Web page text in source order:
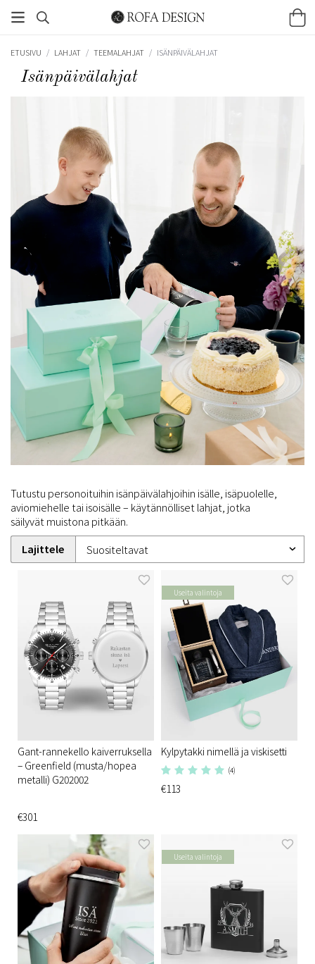
ETUSIVU / LAHJAT / TEEMALAHJAT / ISÄNPÄIVÄLAHJAT
Isänpäivälahjat
Tutustu personoituihin isänpäivälahjoihin isälle, isäpuolelle,
aviomiehelle tai isoisälle – käytännölliset lahjat, jotka
säilyvät muistona pitkään.
Lajittele
Gant-rannekello kaiverruksella
– Greenfield (musta/hopea
metalli) G202002
€301
Useita valintoja
Kylpytakki nimellä ja viskisetti
(4)
€113
Useita valintoja